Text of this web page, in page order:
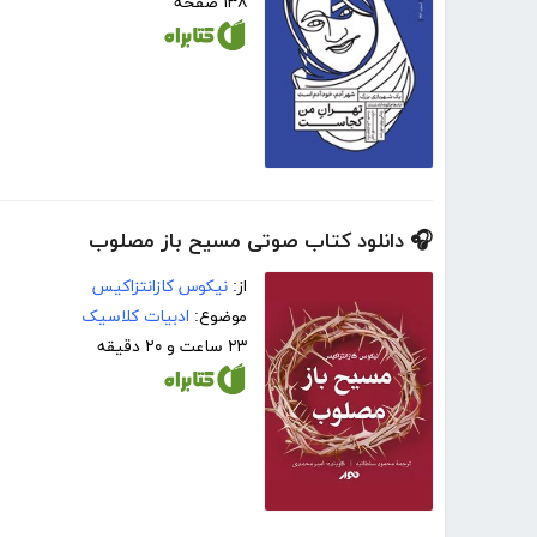
🎧 دانلود کتاب صوتی مسیح باز مصلوب
از: نیکوس کازانتزاکیس
موضوع: ادبیات کلاسیک
۲۳ ساعت و ۲۰ دقیقه